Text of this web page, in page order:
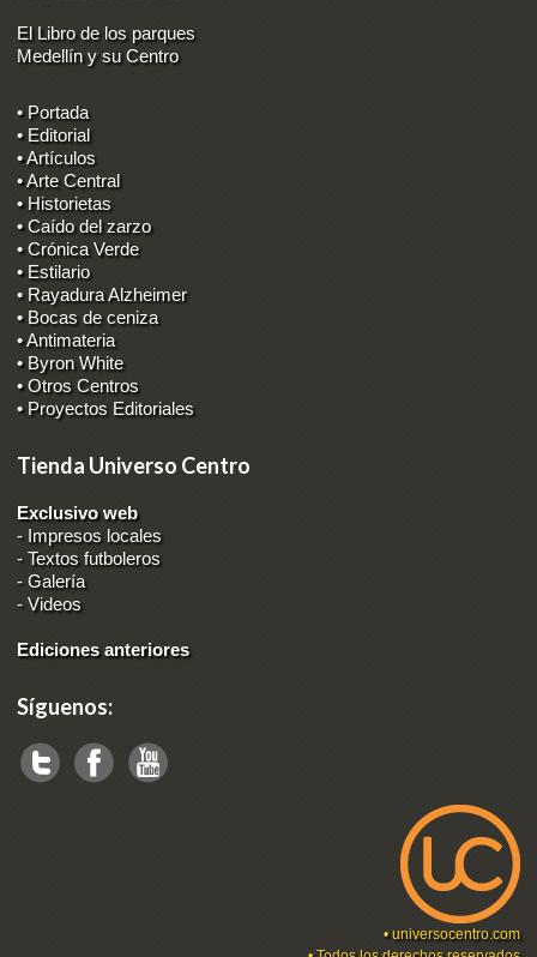
El Libro de los parques
Medellín y su Centro
• Portada
• Editorial
• Artículos
• Arte Central
• Historietas
• Caído del zarzo
• Crónica Verde
• Estilario
• Rayadura Alzheimer
• Bocas de ceniza
• Antimateria
• Byron White
• Otros Centros
• Proyectos Editoriales
Tienda Universo Centro
Exclusivo web
- Impresos locales
-Textos futboleros
-Galería
-Videos
Ediciones anteriores
Síguenos:
•universocentro.com